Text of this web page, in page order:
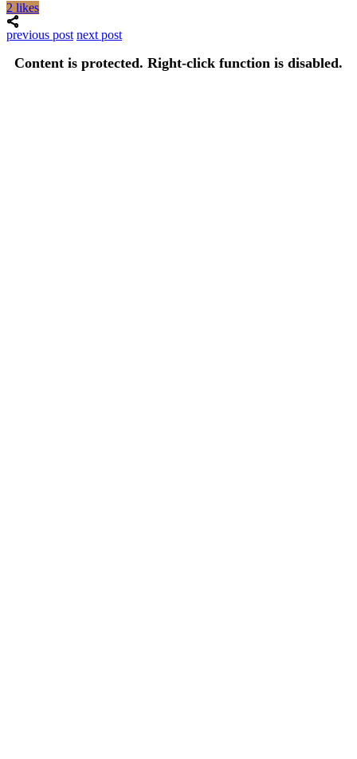
2 likes
previous post next post
Content is protected. Right-click function is disabled.